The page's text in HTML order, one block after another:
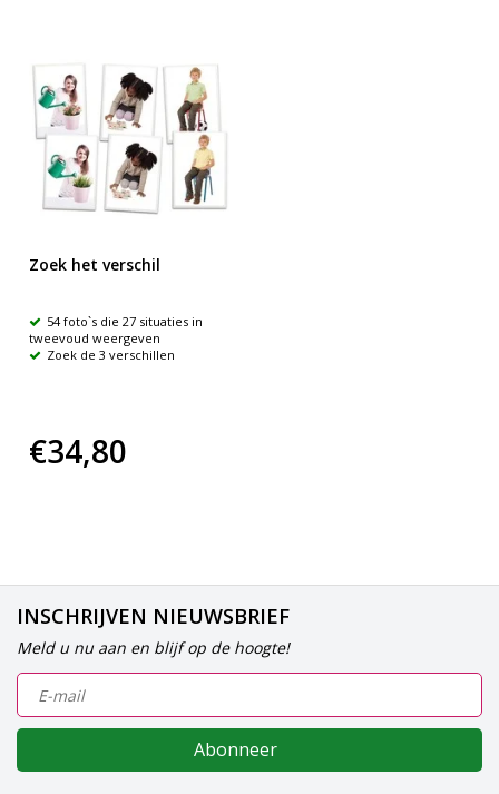
Zoek het verschil
54 foto`s die 27 situaties in
tweevoud weergeven
Zoek de 3 verschillen
€34,80
INSCHRIJVEN NIEUWSBRIEF
Meld u nu aan en blijf op de hoogte!
Abonneer